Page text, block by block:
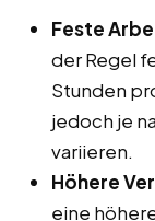
Feste
der Regel
Stunden
jedoch je
variieren.
Höhere
eine